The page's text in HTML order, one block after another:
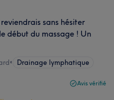
sans hésiter
début du massage ! Un
• Drainage lymphatique
Avis vérifié